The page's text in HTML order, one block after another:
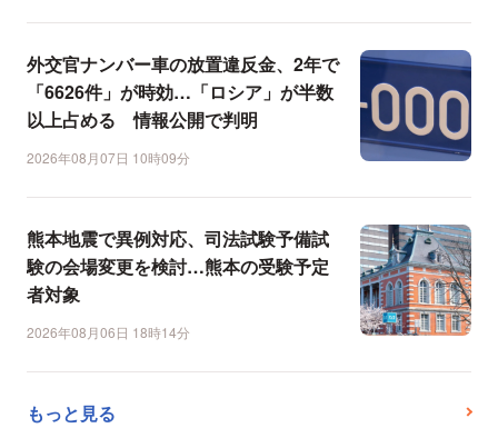
外交官ナンバー車の放置違反金、2年で
「6626件」が時効…「ロシア」が半数
以上占める 情報公開で判明
2026年08月07日 10時09分
熊本地震で異例対応、司法試験予備試
験の会場変更を検討…熊本の受験予定
者対象
2026年08月06日 18時14分
もっと見る